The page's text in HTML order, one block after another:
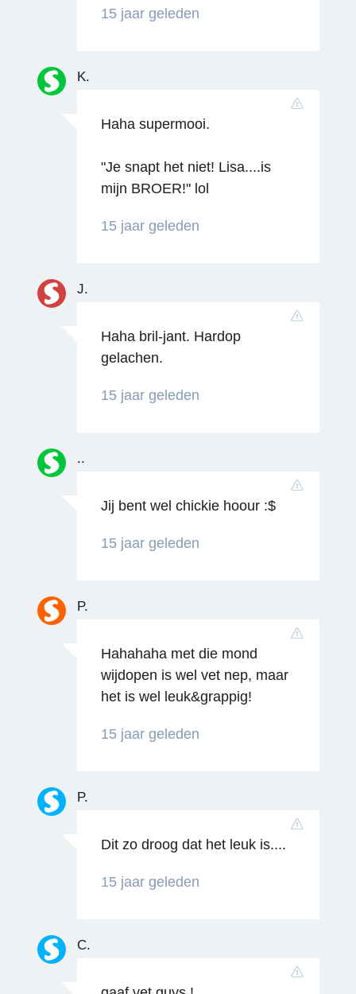
15 jaar geleden
K.
Haha supermooi.
"Je snapt het niet! Lisa....is
mijn BROER!" lol
15 jaar geleden
J.
Haha bril-jant. Hardop
gelachen.
15 jaar geleden
Reageren
..
Jij bent wel chickie hoour :$
15 jaar geleden
Reageren
P.
Hahahaha met die mond
wijdopen is wel vet nep, maar
het is wel leuk&grappig!
15 jaar geleden
P.
Dit zo droog dat het leuk is....
15 jaar geleden
C.